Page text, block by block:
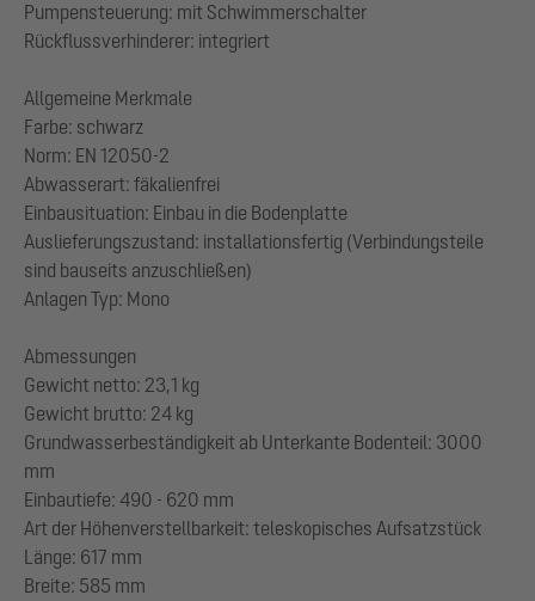
Pumpensteuerung: mit Schwimmerschalter
Rückflussverhinderer: integriert
Allgemeine Merkmale
Farbe: schwarz
Norm: EN 12050-2
Abwasserart: fäkalienfrei
Einbausituation: Einbau in die Bodenplatte
Auslieferungszustand: installationsfertig (Verbindungsteile
sind bauseits anzuschließen)
Anlagen Typ: Mono
Abmessungen
Gewicht netto: 23,1 kg
Gewicht brutto: 24 kg
Grundwasserbeständigkeit ab Unterkante Bodenteil: 3000
mm
Einbautiefe: 490 - 620 mm
Art der Höhenverstellbarkeit: teleskopisches Aufsatzstück
Länge: 617 mm
Breite: 585 mm